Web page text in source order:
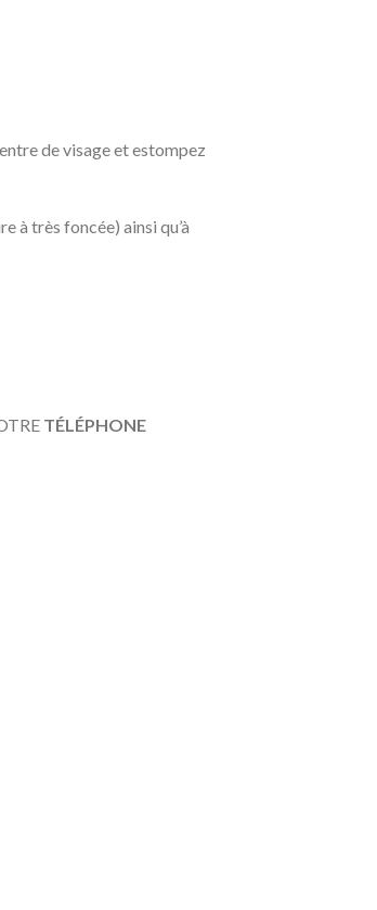
de visage et estompez
à très foncée) ainsi qu’à
TÉLÉPHONE